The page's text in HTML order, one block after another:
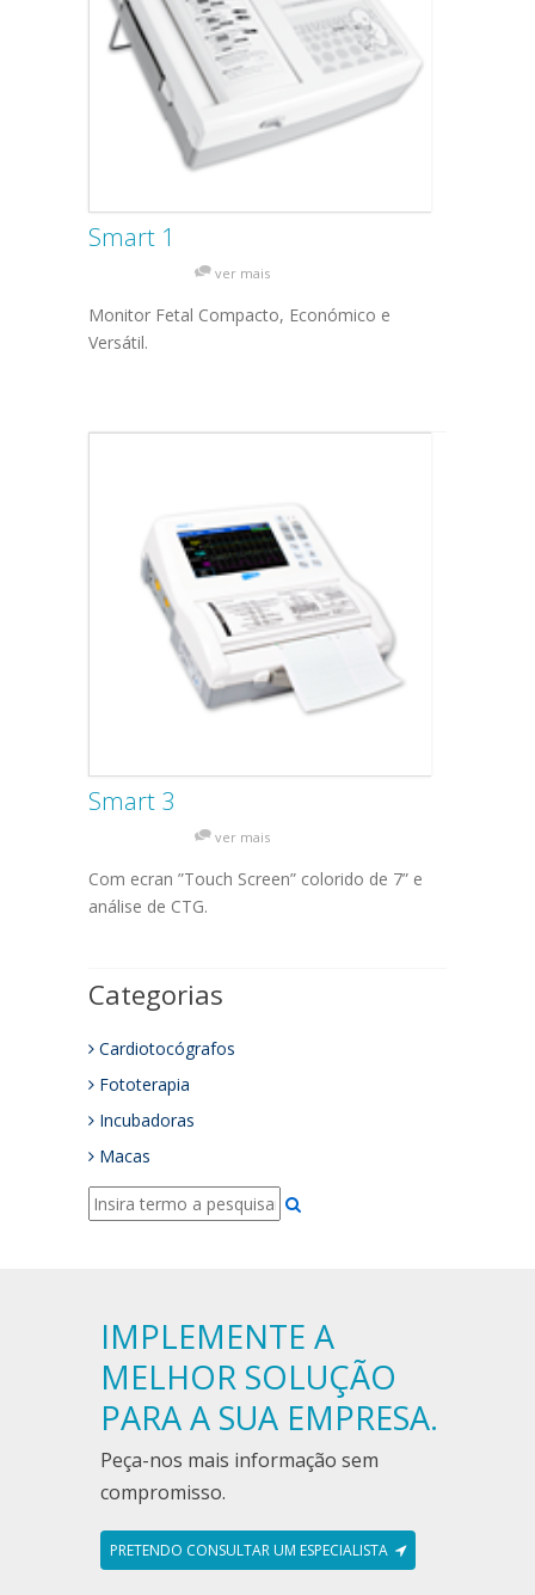
Smart 1
ver mais
Monitor Fetal Compacto, Económico e
Versátil.
Smart 3
ver mais
Com ecran ”Touch Screen” colorido de 7” e
análise de CTG.
Categorias
Cardiotocógrafos
Fototerapia
Incubadoras
Macas
IMPLEMENTE A
MELHOR SOLUÇÃO
PARA A SUA EMPRESA.
Peça-nos mais informação sem
compromisso.
PRETENDO CONSULTAR UM ESPECIALISTA